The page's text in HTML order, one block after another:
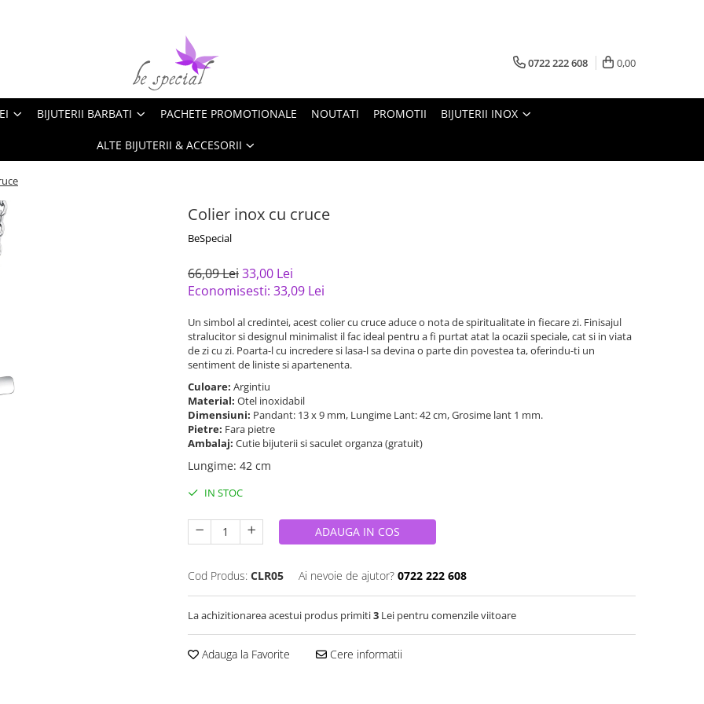
0722 222 608 0,00
BIJUTERII BARBATI PACHETE PROMOTIONALE NOUTATI PROMOTII BIJUTERII INOX
ALTE BIJUTERII & ACCESORII
Colier inox cu cruce
BeSpecial
66,09 Lei33,00 Lei
Economisesti: 33,09 Lei
Un simbol al credintei, acest colier cu cruce aduce o nota de spiritualitate in fiecare zi. Finisajul
stralucitor si designul minimalist il fac ideal pentru a fi purtat atat la ocazii speciale, cat si in viata
de zi cu zi. Poarta-l cu incredere si lasa-l sa devina o parte din povestea ta, oferindu-ti un
sentiment de liniste si apartenenta.
Culoare: Argintiu
Material: Otel inoxidabil
Dimensiuni: Pandant: 13 x 9 mm, Lungime Lant: 42 cm, Grosime lant 1 mm.
Pietre: Fara pietre
Ambalaj: Cutie bijuterii si saculet organza (gratuit)
Lungime: 42 cm
IN STOC
ADAUGA IN COS
Cod Produs: CLR05 Ai nevoie de ajutor? 0722 222 608
La achizitionarea acestui produs primiti3 Lei pentru comenzile viitoare
Adauga la Favorite Cere informatii